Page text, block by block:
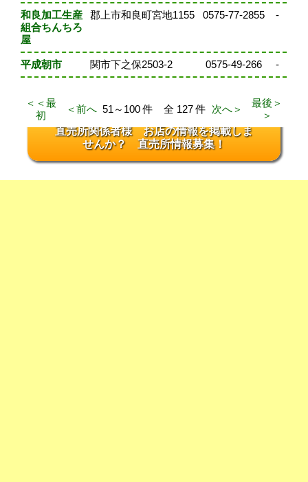
和良加工生産
組合ちんちろ
屋
郡上市和良町宮地1155 0575-77-2855 -
平成朝市 関市下之保2503-2 0575-49-266 -
＜＜最
初
＜前へ 51～100 件 全 127 件 次へ＞
最後＞
＞
直売所関係者様 お店の情報を掲載しま
せんか？ 直売所情報募集！